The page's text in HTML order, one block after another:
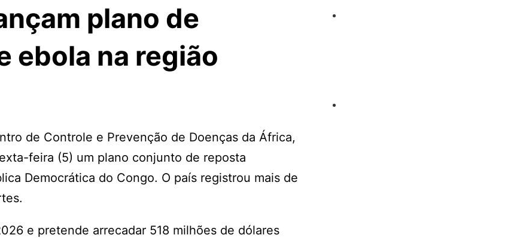
plano de
ebola na região
de Controle e Prevenção de Doenças da África,
feira (5) um plano conjunto de reposta
Democrática do Congo. O país registrou mais de
e pretende arrecadar 518 milhões de dólares